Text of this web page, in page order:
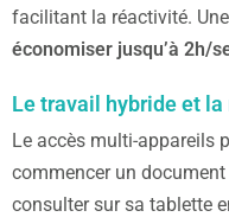
facilitant la réactivité.
économiser jusqu’à 2h/
Le travail hybride et
Le accès multi-appareils
commencer un
consulter sur sa tablette